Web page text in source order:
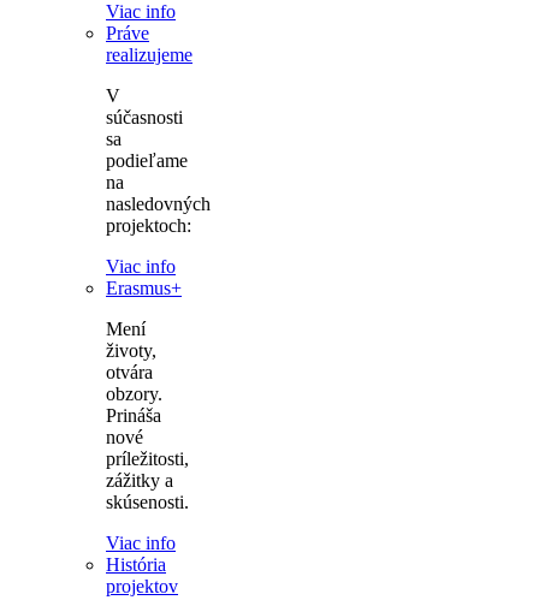
Viac info
Práve
realizujeme
V
súčasnosti
sa
podieľame
na
nasledovných
projektoch:
Viac info
Erasmus+
Mení
životy,
otvára
obzory.
Prináša
nové
príležitosti,
zážitky a
skúsenosti.
Viac info
História
projektov